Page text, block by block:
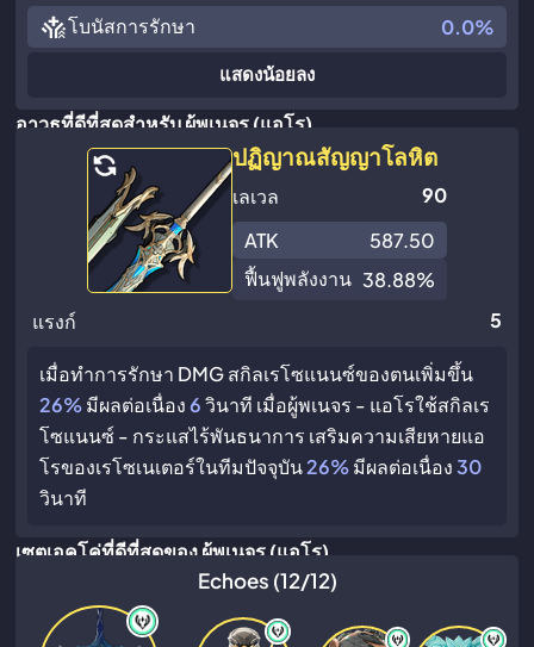
อาวุธที่ดีที่สุดสำหรับ ผู้พเนจร (แอโร)
ปฏิญาณสัญญาโลหิต
เลเวล
90
ATK
587.50
ฟื้นฟูพลังงาน 38.88%
แรงก์
5
เมื่อทำการรักษา DMG สกิลเรโซแนนซ์ของตนเพิ่มขึ้น
26%มีผลต่อเนื่อง6วินาที เมื่อผู้พเนจร - แอโรใช้สกิลเร
โซแนนซ์ - กระแสไร้พันธนาการ เสริมความเสียหายแอ
โรของเรโซเนเตอร์ในทีมปัจจุบัน26%มีผลต่อเนื่อง30
วินาที
เซตเอคโค่ที่ดีที่สุดของ ผู้พเนจร (แอโร)
Echoes (12/12)
โบนัสการรักษา
0.0%
แสดงน้อยลง